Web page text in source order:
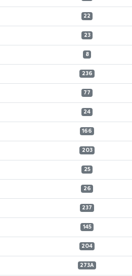
22
23
8
236
77
24
166
203
25
26
237
145
204
273A